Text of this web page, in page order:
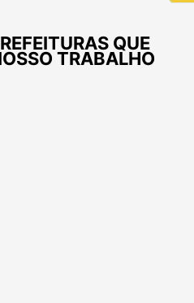
QUE
TRABALHO